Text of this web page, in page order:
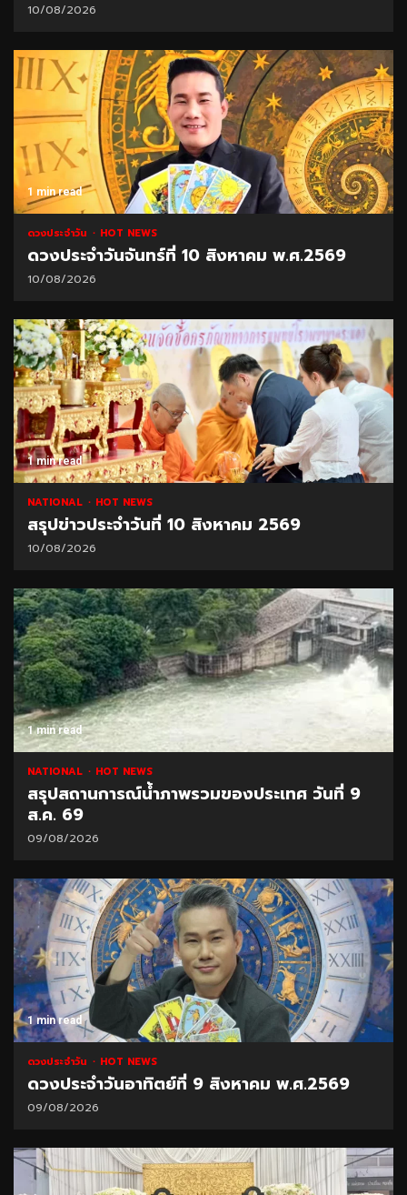
10/08/2026
1 min read
ดวงประจำวัน HOT NEWS
ดวงประจำวันจันทร์ที่ 10 สิงหาคม พ.ศ.2569
10/08/2026
1 min read
NATIONAL HOT NEWS
สรุปข่าวประจำวันที่ 10 สิงหาคม 2569
10/08/2026
1 min read
NATIONAL HOT NEWS
สรุปสถานการณ์น้ำภาพรวมของประเทศ วันที่ 9
ส.ค. 69
09/08/2026
1 min read
ดวงประจำวัน HOT NEWS
ดวงประจำวันอาทิตย์ที่ 9 สิงหาคม พ.ศ.2569
09/08/2026